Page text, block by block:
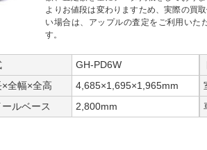
よりお値段は変わりますため、実際の買
い場合は、アップルの査定をご利用いた
す。
GH-PD6W
×全幅×全高
4,685×1,695×1,965mm
ルベース
2,800mm